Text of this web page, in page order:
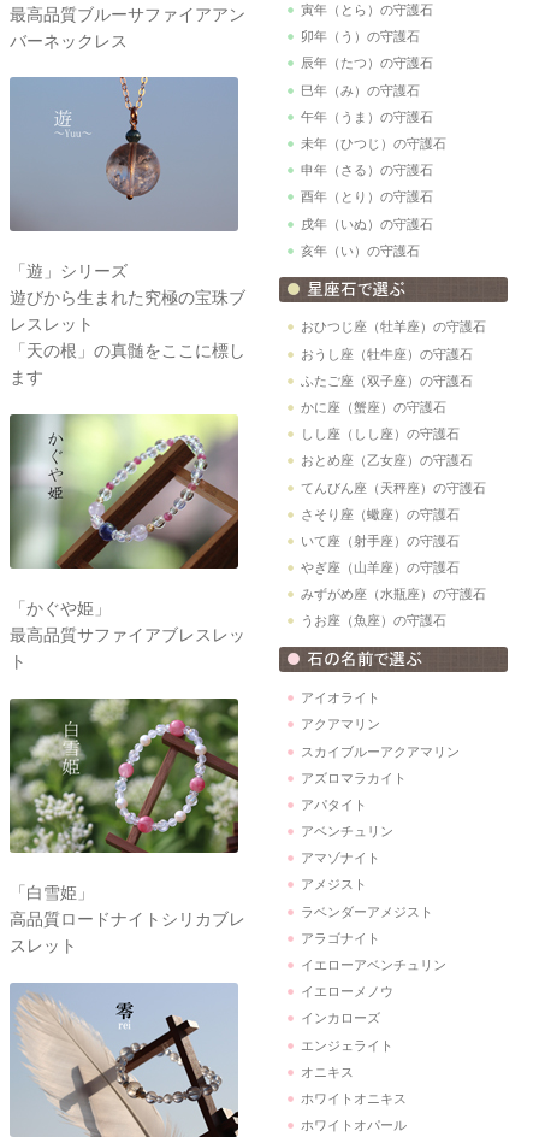
最高品質ブルーサファイアアン
バーネックレス
「遊」シリーズ
遊びから生まれた究極の宝珠ブ
レスレット
「天の根」の真髄をここに標し
ます
「かぐや姫」
最高品質サファイアブレスレッ
ト
「白雪姫」
高品質ロードナイトシリカブレ
スレット
寅年（とら）の守護石
卯年（う）の守護石
辰年（たつ）の守護石
巳年（み）の守護石
午年（うま）の守護石
未年（ひつじ）の守護石
申年（さる）の守護石
酉年（とり）の守護石
戌年（いぬ）の守護石
亥年（い）の守護石
おひつじ座（牡羊座）の守護石
おうし座（牡牛座）の守護石
ふたご座（双子座）の守護石
かに座（蟹座）の守護石
しし座（しし座）の守護石
おとめ座（乙女座）の守護石
てんびん座（天秤座）の守護石
さそり座（蠍座）の守護石
いて座（射手座）の守護石
やぎ座（山羊座）の守護石
みずがめ座（水瓶座）の守護石
うお座（魚座）の守護石
アイオライト
アクアマリン
スカイブルーアクアマリン
アズロマラカイト
アパタイト
アベンチュリン
アマゾナイト
アメジスト
ラベンダーアメジスト
アラゴナイト
イエローアベンチュリン
イエローメノウ
インカローズ
エンジェライト
オニキス
ホワイトオニキス
ホワイトオパール